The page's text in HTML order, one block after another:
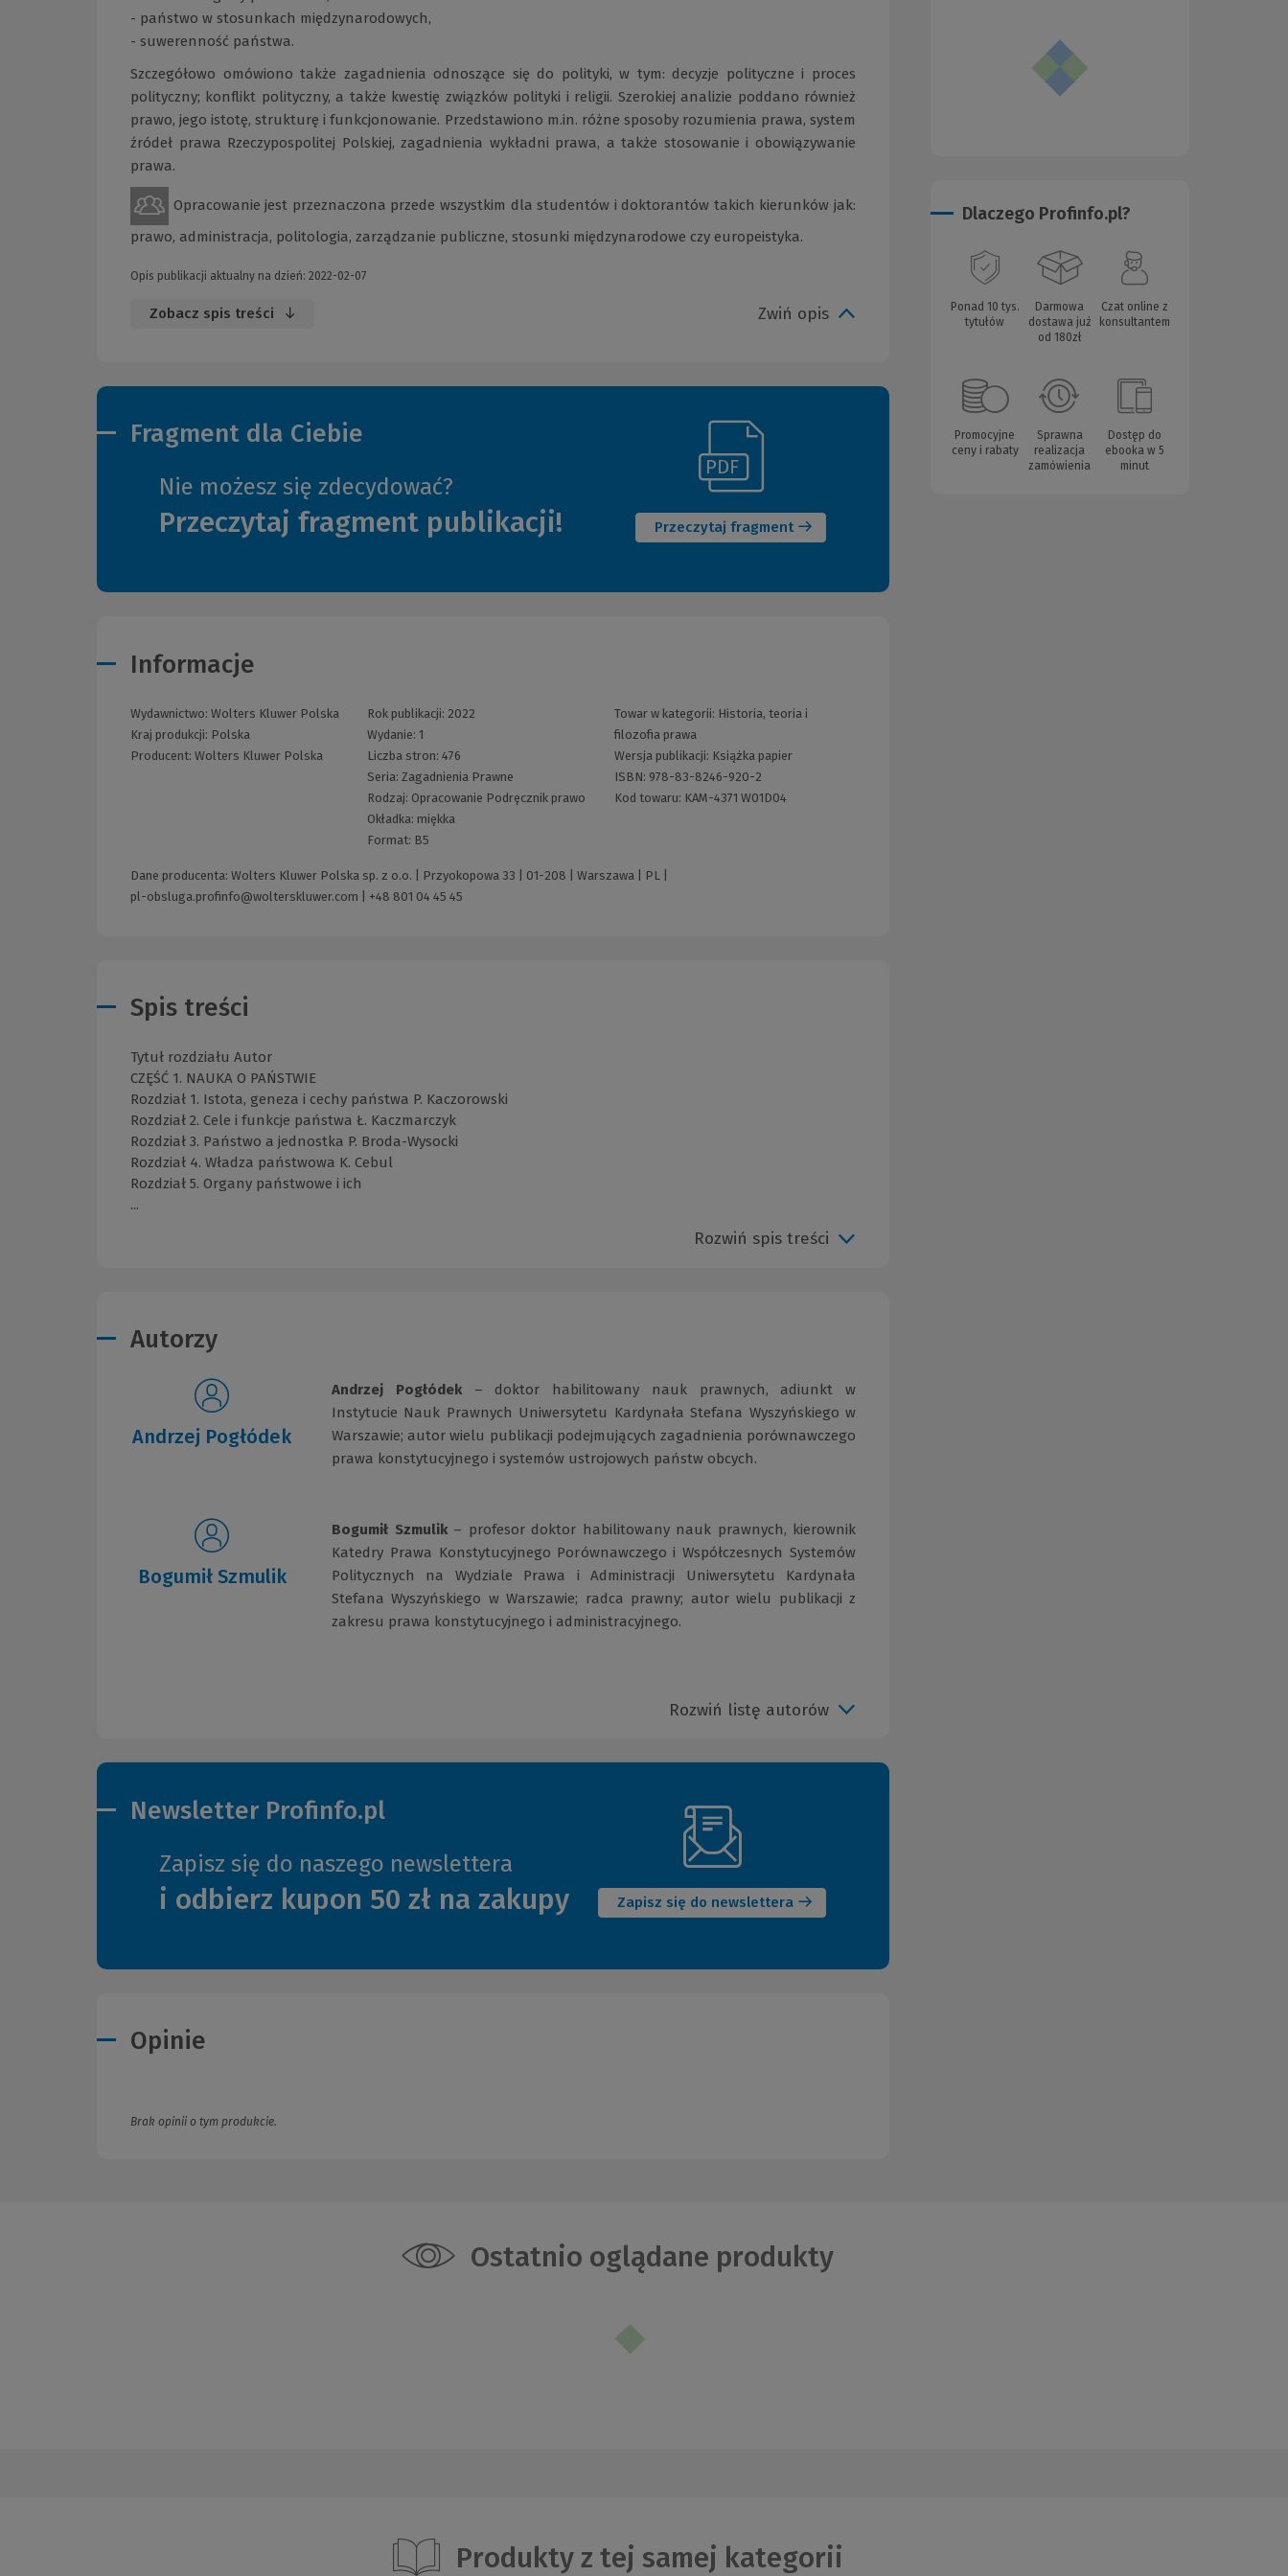
- państwo w stosunkach międzynarodowych,
- suwerenność państwa.
Szczegółowo omówiono także zagadnienia odnoszące się do polityki, w tym: decyzje polityczne i proces
polityczny; konflikt polityczny, a także kwestię związków polityki i religii. Szerokiej analizie poddano również
prawo, jego istotę, strukturę i funkcjonowanie. Przedstawiono m.in. różne sposoby rozumienia prawa, system
źródeł prawa Rzeczypospolitej Polskiej, zagadnienia wykładni prawa, a także stosowanie i obowiązywanie
prawa.
Opracowanie jest przeznaczona przede wszystkim dla studentów i doktorantów takich kierunków jak:
prawo, administracja, politologia, zarządzanie publiczne, stosunki międzynarodowe czy europeistyka.
Opis publikacji aktualny na dzień: 2022-02-07
Zobacz spis treści Zwiń opis
Fragment dla Ciebie
Nie możesz się zdecydować?
Przeczytaj fragment publikacji! Przeczytaj fragment
(Nowe
okno)
(Link
do
innej
strony)
Informacje
Wydawnictwo: Wolters Kluwer Polska
Kraj produkcji: Polska
Producent: Wolters Kluwer Polska
Rok publikacji: 2022
Wydanie:1
Liczba stron:476
Seria: Zagadnienia Prawne
Rodzaj: Opracowanie Podręcznik prawo
Okładka: miękka
Format: B5
Towar w kategorii: Historia, teoria i
filozofia prawa
Wersja publikacji: Książka papier
ISBN: 978-83-8246-920-2
Kod towaru: KAM-4371 W01D04
Dane producenta: Wolters Kluwer Polska sp. z o.o. | Przyokopowa 33 | 01-208 | Warszawa | PL |
pl-obsluga.profinfo@wolterskluwer.com
+48 801 04 45 45
Spis treści
Tytuł rozdziału Autor
CZĘŚĆ 1. NAUKA O PAŃSTWIE
Rozdział 1. Istota, geneza i cechy państwa P. Kaczorowski
Rozdział 2. Cele i funkcje państwa Ł. Kaczmarczyk
Rozdział 3. Państwo a jednostka P. Broda-Wysocki
Rozdział 4. Władza państwowa K. Cebul
Rozdział 5. Organy państwowe i ich
...
Rozwiń spis treści
Autorzy
Andrzej Pogłódek
Andrzej Pogłódek– doktor habilitowany nauk prawnych, adiunkt w
Instytucie Nauk Prawnych Uniwersytetu Kardynała Stefana Wyszyńskiego w
Warszawie; autor wielu publikacji podejmujących zagadnienia porównawczego
prawa konstytucyjnego i systemów ustrojowych państw obcych.
Bogumił Szmulik
Bogumił Szmulik– profesor doktor habilitowany nauk prawnych, kierownik
Katedry Prawa Konstytucyjnego Porównawczego i Współczesnych Systemów
Politycznych na Wydziale Prawa i Administracji Uniwersytetu Kardynała
Stefana Wyszyńskiego w Warszawie; radca prawny; autor wielu publikacji z
zakresu prawa konstytucyjnego i administracyjnego.
Rozwiń listę autorów
Newsletter Profinfo.pl
Zapisz się do naszego newslettera
i odbierz kupon 50 zł na zakupy Zapisz się do newslettera
okno)
Opinie
Brak opinii o tym produkcie.
Dlaczego Profinfo.pl?
Ponad 10 tys.
tytułów
Darmowa
dostawa już
od 180zł
Czat online z
konsultantem
Promocyjne
ceny i rabaty
Sprawna
realizacja
zamówienia
Dostęp do
ebooka w 5
minut
Ostatnio oglądane produkty
Produkty z tej samej kategorii